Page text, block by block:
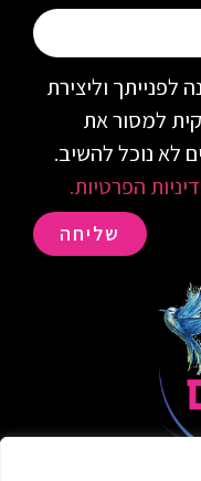
וליצירת
למסור את
לא נוכל להשיב.
הפרטיות.
שליחה